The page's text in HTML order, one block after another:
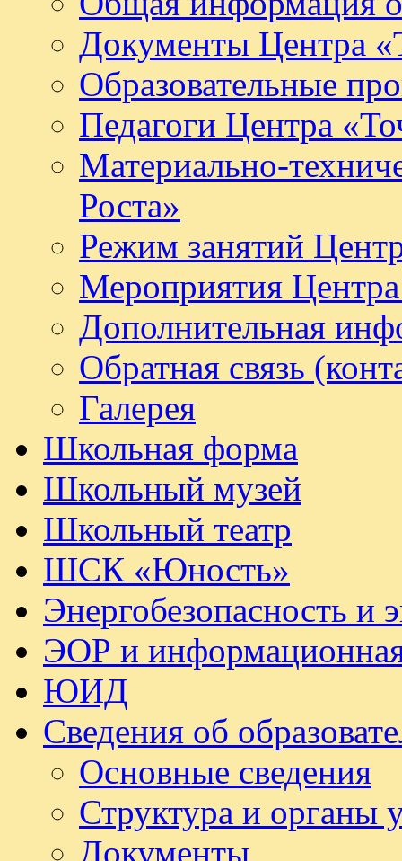
Документы Центра
Образовательные
Педагоги Центра
Материально-
Роста»
Режим занятий
Мероприятия
Дополнительная
Обратная связь
Галерея
Школьная форма
Школьный музей
Школьный театр
ШСК «Юность»
Энергобезопасность и
ЭОР и информационная
ЮИД
Сведения об
Основные сведения
Структура и органы
Документы